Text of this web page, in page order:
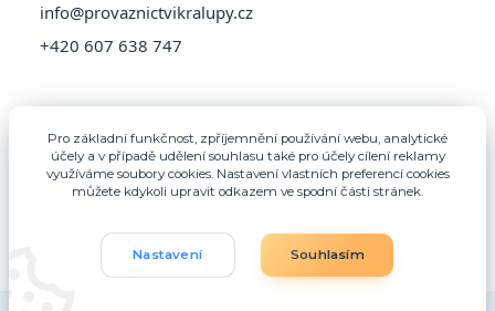
info@provaznictvikralupy.cz
+420 607 638 747
© 2026 Provaznictví Kralupy – Všechna práva vyhrazena
Pro základní funkčnost, zpříjemnění používání webu, analytické
účely a v případě udělení souhlasu také pro účely cílení reklamy
využíváme soubory cookies. Nastavení vlastních preferencí cookies
můžete kdykoli upravit odkazem ve spodní části stránek.
Nastavení Souhlasím